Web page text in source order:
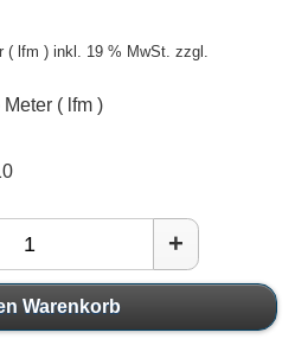
( lfm ) inkl. 19 % MwSt. zzgl.
( lfm )
+
Warenkorb